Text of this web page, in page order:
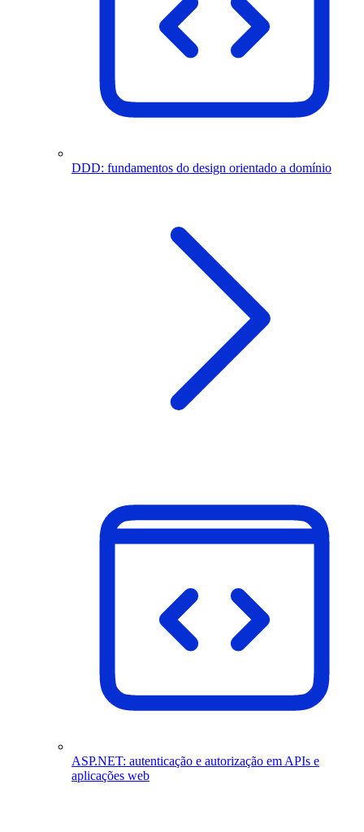
DDD: fundamentos do design orientado a domínio
ASP.NET: autenticação e autorização em APIs e
aplicações web